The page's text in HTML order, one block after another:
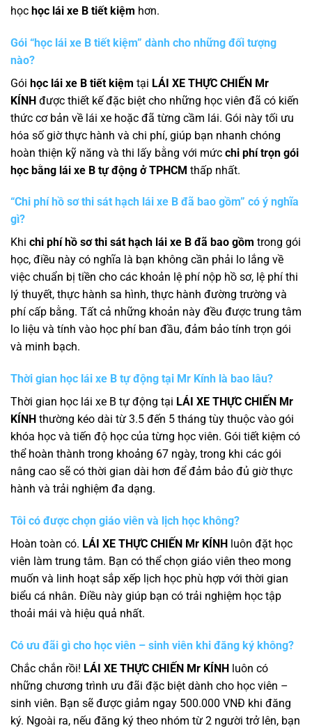
học học lái xe B tiết kiệm hơn.
Gói “học lái xe B tiết kiệm” dành cho những đối tượng
nào?
Gói học lái xe B tiết kiệm tại LÁI XE THỰC CHIẾN Mr
KÍNH được thiết kế đặc biệt cho những học viên đã có kiến
thức cơ bản về lái xe hoặc đã từng cầm lái. Gói này tối ưu
hóa số giờ thực hành và chi phí, giúp bạn nhanh chóng
hoàn thiện kỹ năng và thi lấy bằng với mức chi phí trọn gói
học bằng lái xe B tự động ở TPHCM thấp nhất.
“Chi phí hồ sơ thi sát hạch lái xe B đã bao gồm” có ý nghĩa
gì?
Khi chi phí hồ sơ thi sát hạch lái xe B đã bao gồm trong gói
học, điều này có nghĩa là bạn không cần phải lo lắng về
việc chuẩn bị tiền cho các khoản lệ phí nộp hồ sơ, lệ phí thi
lý thuyết, thực hành sa hình, thực hành đường trường và
phí cấp bằng. Tất cả những khoản này đều được trung tâm
lo liệu và tính vào học phí ban đầu, đảm bảo tính trọn gói
và minh bạch.
Thời gian học lái xe B tự động tại Mr Kính là bao lâu?
Thời gian học lái xe B tự động tại LÁI XE THỰC CHIẾN Mr
KÍNH thường kéo dài từ 3.5 đến 5 tháng tùy thuộc vào gói
khóa học và tiến độ học của từng học viên. Gói tiết kiệm có
thể hoàn thành trong khoảng 67 ngày, trong khi các gói
nâng cao sẽ có thời gian dài hơn để đảm bảo đủ giờ thực
hành và trải nghiệm đa dạng.
Tôi có được chọn giáo viên và lịch học không?
Hoàn toàn có. LÁI XE THỰC CHIẾN Mr KÍNH luôn đặt học
viên làm trung tâm. Bạn có thể chọn giáo viên theo mong
muốn và linh hoạt sắp xếp lịch học phù hợp với thời gian
biểu cá nhân. Điều này giúp bạn có trải nghiệm học tập
thoải mái và hiệu quả nhất.
Có ưu đãi gì cho học viên – sinh viên khi đăng ký không?
Chắc chắn rồi! LÁI XE THỰC CHIẾN Mr KÍNH luôn có
những chương trình ưu đãi đặc biệt dành cho học viên –
sinh viên. Bạn sẽ được giảm ngay 500.000 VNĐ khi đăng
ký. Ngoài ra, nếu đăng ký theo nhóm từ 2 người trở lên, bạn